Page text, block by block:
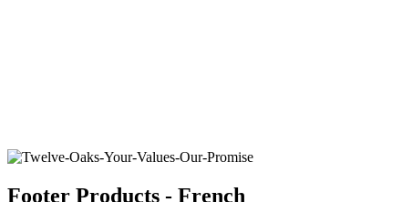
Footer Products - French